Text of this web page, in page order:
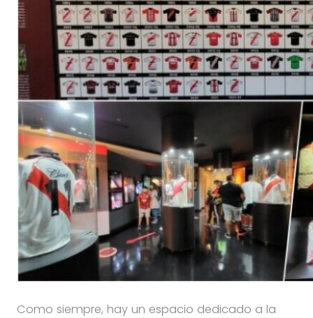
Como siempre, hay un espacio dedicado a la